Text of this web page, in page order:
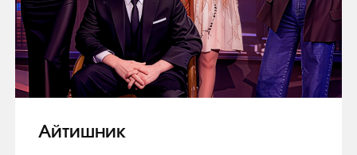
Айтишник